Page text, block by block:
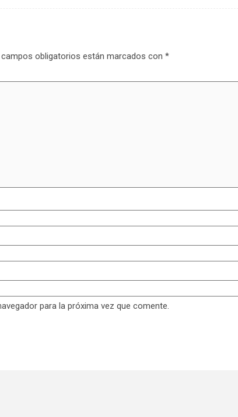
obligatorios están marcados con *
para la próxima vez que comente.